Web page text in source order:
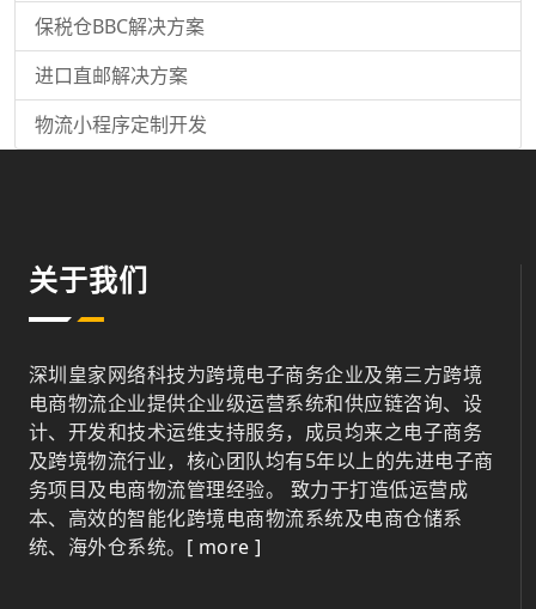
保税仓BBC解决方案
进口直邮解决方案
物流小程序定制开发
关于我们
深圳皇家网络科技为跨境电子商务企业及第三方跨境
电商物流企业提供企业级运营系统和供应链咨询、设
计、开发和技术运维支持服务，成员均来之电子商务
及跨境物流行业，核心团队均有5年以上的先进电子商
务项目及电商物流管理经验。 致力于打造低运营成
本、高效的智能化跨境电商物流系统及电商仓储系
统、海外仓系统。 [ more ]